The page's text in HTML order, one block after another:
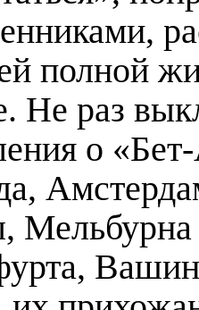
полной
Не раз
о
Мельбурна